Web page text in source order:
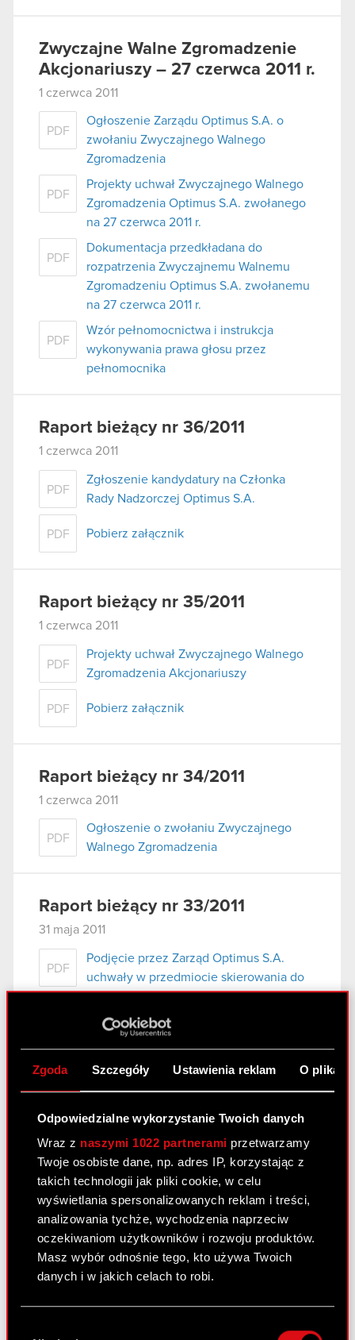
Zgoda Szczegóły Ustawienia reklam O
Odpowiedzialne wykorzystanie Twoich danych
Wraz z naszymi 1022 partnerami przetwarzamy
Twoje osobiste dane, np. adres IP, korzystając z
takich technologii jak pliki cookie, w celu
wyświetlania spersonalizowanych reklam i treści,
analizowania tychże, wychodzenia naprzeciw
oczekiwaniom użytkowników i rozwoju produktów.
Masz wybór odnośnie tego, kto używa Twoich
danych i w jakich celach to robi.
Zwyczajne Walne Zgromadzenie
Akcjonariuszy – 27 czerwca 2011 r.
1 czerwca 2011
PDF
Ogłoszenie Zarządu Optimus S.A. o
zwołaniu Zwyczajnego Walnego
Zgromadzenia
PDF
Projekty uchwał Zwyczajnego Walnego
Zgromadzenia Optimus S.A. zwołanego
na 27 czerwca 2011 r.
PDF
Dokumentacja przedkładana do
rozpatrzenia Zwyczajnemu Walnemu
Zgromadzeniu Optimus S.A. zwołanemu
na 27 czerwca 2011 r.
PDF
Wzór pełnomocnictwa i instrukcja
wykonywania prawa głosu przez
pełnomocnika
Raport bieżący nr 36/2011
1 czerwca 2011
PDF
Zgłoszenie kandydatury na Członka
Rady Nadzorczej Optimus S.A.
PDF Pobierz załącznik
Raport bieżący nr 35/2011
1 czerwca 2011
PDF
Projekty uchwał Zwyczajnego Walnego
Zgromadzenia Akcjonariuszy
PDF Pobierz załącznik
Raport bieżący nr 34/2011
1 czerwca 2011
PDF
Ogłoszenie o zwołaniu Zwyczajnego
Walnego Zgromadzenia
Raport bieżący nr 33/2011
31 maja 2011
PDF
Podjęcie przez Zarząd Optimus S.A.
uchwały w przedmiocie skierowania do
Walnego Zgromadzenia wniosku w
sprawie podjęcia uchwały zmierzającej
do zmiany firmy Spółki.
Raport bieżący nr 33/2011
31 maja 2011
PDF
Podjęcie przez Zarząd Optimus S.A.
uchwały w przedmiocie skierowania do
Walnego Zgromadzenia wniosku w
sprawie podjęcia uchwały zmierzającej
do zmiany firmy Spółki.
Raport bieżący nr 32/2011 –
korekta